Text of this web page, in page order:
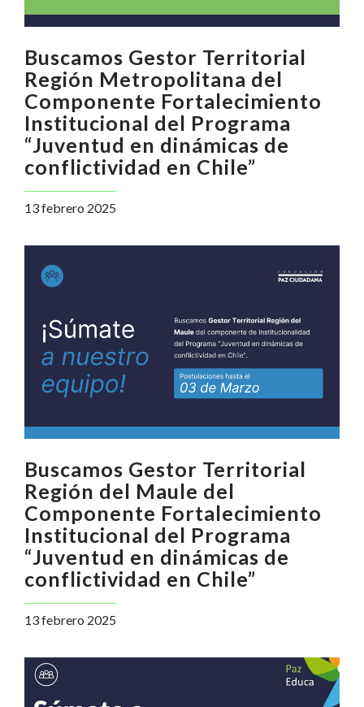
Buscamos Gestor Territorial
Región Metropolitana del
Componente Fortalecimiento
Institucional del Programa
“Juventud en dinámicas de
conflictividad en Chile”
13 febrero 2025
Buscamos Gestor Territorial
Región del Maule del
Componente Fortalecimiento
Institucional del Programa
“Juventud en dinámicas de
conflictividad en Chile”
13 febrero 2025